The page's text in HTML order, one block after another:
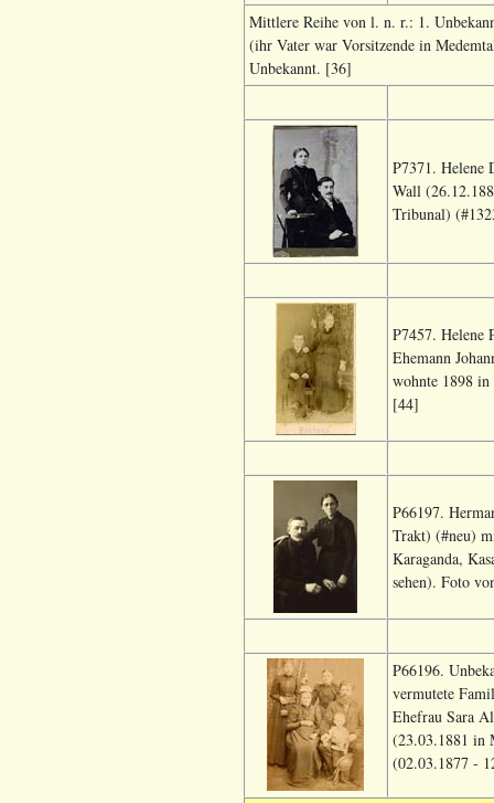
Mittlere Reihe von l. n. r.: 1.
(ihr Vater war Vorsitzende in
Unbekannt. [36]
P7371. Helene
Wall
Tribunal)
P7457. Helene
Ehemann
wohnte 1898
[44]
P66197.
Trakt) (#neu)
Karaganda,
sehen). Foto
P66196.
vermutete
Ehefrau Sara
(23.03.1881 in
(02.03.1877 -